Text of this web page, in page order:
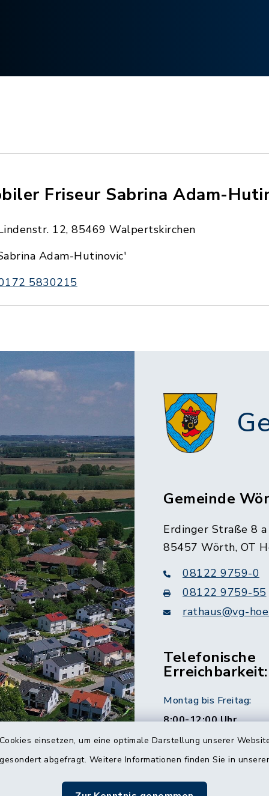
einsetzen, um eine optimale Darstellung unserer
abgefragt. Weitere Informationen finden Sie in
Friseur Sabrina Adam-
12, 85469 Walpertskirchen
Adam-Hutinovic'
5830215
Gemeinde
Erdinger Straße 8 a
85457 Wörth, OT
08122 9759-0
08122 9759-55
rathaus@vg-
Telefonische
Erreichbarkeit:
Montag bis Freitag:
8:00-12:00 Uhr
Montag und Donnerstag: